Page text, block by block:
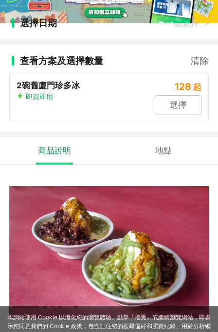
選擇日期 請選擇
查看方案及選擇數量 清除
2碗舊廈門珍多冰
即買即用
128 起
選擇
商品說明 地點
本網站使用 Cookie 以優化您的瀏覽體驗。點擊「接受」或繼續瀏覽網站，即表
示您同意我們的 Cookie 政策，包含記住您的搜尋偏好和瀏覽紀錄、用於分析網